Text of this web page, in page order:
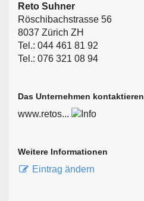
Reto Suhner
Röschibachstrasse 56
8037 Zürich ZH
Tel.: 044 461 81 92
Tel.: 076 321 08 94
Das Unternehmen kontaktieren
www.retos...
Weitere Informationen
Eintrag ändern